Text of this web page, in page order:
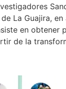
La Guajira,
en obtener
de la